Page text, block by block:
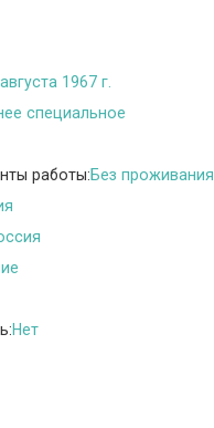
1967 г.
специальное
работы:Без проживания
Нет